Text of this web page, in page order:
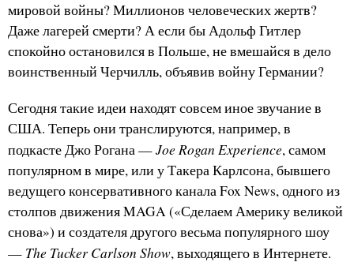
мировой войны? Миллионов человеческих жертв?
Даже лагерей смерти? А если бы Адольф Гитлер
спокойно остановился в Польше, не вмешайся в дело
воинственный Черчилль, объявив войну Германии?
Сегодня такие идеи находят совсем иное звучание в
США. Теперь они транслируются, например, в
подкасте Джо Рогана —Joe Rogan Experience, самом
популярном в мире, или у Такера Карлсона, бывшего
ведущего консервативного канала Fox News, одного из
столпов движения MAGA («Сделаем Америку великой
снова») и создателя другого весьма популярного шоу
— The Tucker Carlson Show, выходящего в Интернете.